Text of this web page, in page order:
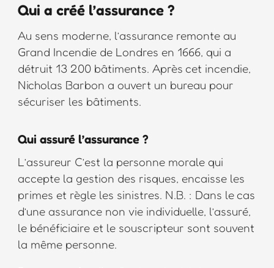
Qui a créé l’assurance ?
Au sens moderne, l’assurance remonte au
Grand Incendie de Londres en 1666, qui a
détruit 13 200 bâtiments. Après cet incendie,
Nicholas Barbon a ouvert un bureau pour
sécuriser les bâtiments.
Qui assuré l’assurance ?
L’assureur C’est la personne morale qui
accepte la gestion des risques, encaisse les
primes et règle les sinistres. N.B. : Dans le cas
d’une assurance non vie individuelle, l’assuré,
le bénéficiaire et le souscripteur sont souvent
la même personne.